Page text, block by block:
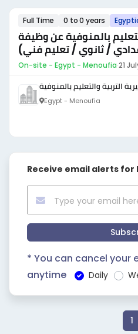
Full Time 0 to 0 years
بالمنوفية عن وظيفة
/ ثانوي / تعليم فني)
On-site - Egypt - Menoufia·21
التربية والتعليم بالمنوفية
Egypt - Menoufia
Receive email alerts for
* You can cancel your
anytime
Daily
1